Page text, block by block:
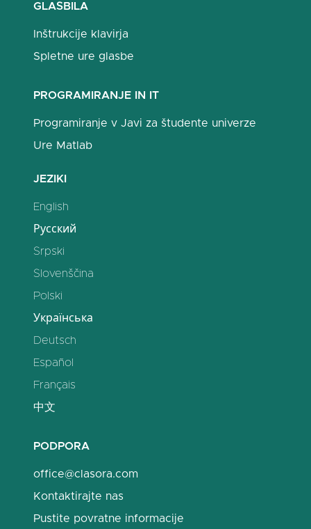
GLASBILA
Inštrukcije klavirja
Spletne ure glasbe
PROGRAMIRANJE IN IT
Programiranje v Javi za študente univerze
Ure Matlab
JEZIKI
English
Русский
Srpski
Slovenščina
Polski
Українська
Deutsch
Español
Français
中文
PODPORA
office@clasora.com
Kontaktirajte nas
Pustite povratne informacije